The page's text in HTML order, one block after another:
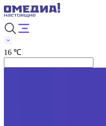
16 ℃